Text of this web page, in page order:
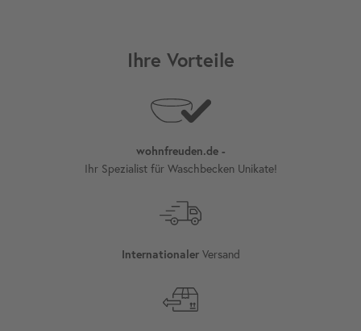
Ihre Vorteile
wohnfreuden.de -
Ihr Spezialist für Waschbecken Unikate!
InternationalerVersand